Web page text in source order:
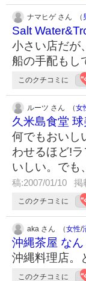
ナマヒゲ さん （
Salt
小さい店だが
船の手配もし
このクチコミに
ルーツ さん （女
久米島食堂 球
何でもおいし
わせるほど!
いしい。でも
稿:2007/01/10 掲
このクチコミに
aka さん （女性/
沖縄茶屋 なん
沖縄料理店。
このクチコミに